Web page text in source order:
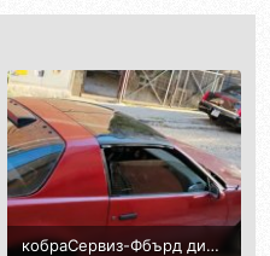
кобраСервиз-Фбърд диагностика-2.jpg